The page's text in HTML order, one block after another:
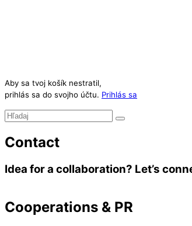
Aby sa tvoj košík nestratil,
prihlás sa do svojho účtu. Prihlás sa
Contact
Idea for a collaboration? Let’s
Cooperations & PR